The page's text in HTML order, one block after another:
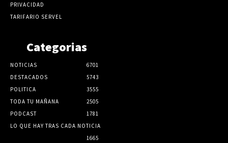
PRIVACIDAD
TARIFARIO SERVEL
Categorias
NOTICIAS
6701
DESTACADOS
5743
POLITICA
3555
TODA TU MAÑANA
2505
PODCAST
1781
LO QUE HAY TRAS CADA NOTICIA
1665